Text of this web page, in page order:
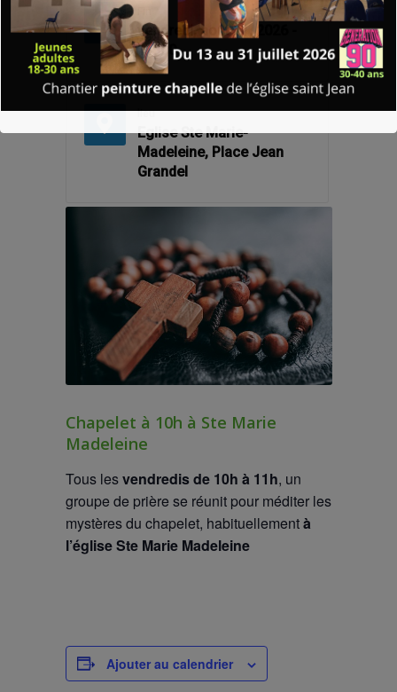
vendredi, août 21, 2026 -
11: 00
lieu
Eglise Ste Marie-
Madeleine, Place Jean
Grandel
Chapelet à 10h à Ste Marie
Madeleine
Tous lesvendredis de 10h à 11h, un
groupe de prière se réunit pour méditer les
mystères du chapelet, habituellementà
l’église Ste Marie Madeleine
Ajouter au calendrier